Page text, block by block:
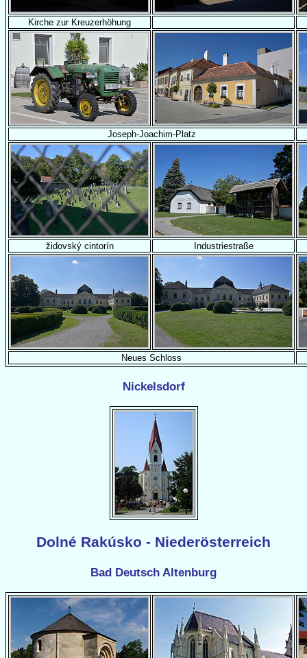
Kirche zur Kreuzerhöhung
Joseph-Joachim-Platz
židovský cintorín Industriestraße
Neues Schloss
Nickelsdorf
Dolné Rakúsko - Niederösterreich
Bad Deutsch Altenburg